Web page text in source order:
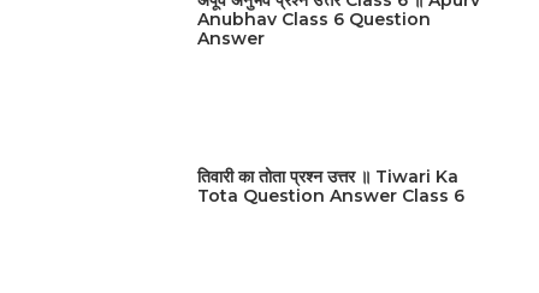
Anubhav Class 6 Question
Answer
तिवारी का तोता प्रश्न उत्तर ॥ Tiwari Ka
Tota Question Answer Class 6